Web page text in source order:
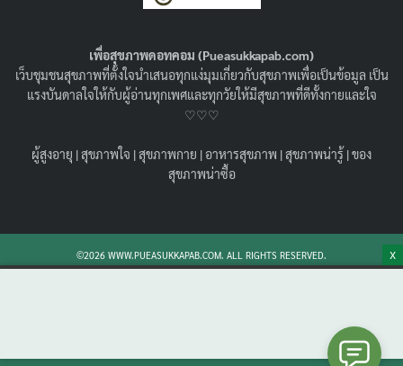
ฟิลเลอร์เพิ่มขนาด HA Filler คืออะไร ?
ขนาด HA สำหรับผู้ชาย พร้อมเปรียบเทียบข้อดี-ข้อจำกัด
เพื่อสุขภาพดอทคอม (Pueasukkapab.com)
เว็บชุมชนสุขภาพที่ตั้งใจนำเสนอทุกแง่มุมเกี่ยวกับสุขภาพเพื่อเป็นข้อมูล เป็น
แรงบันดาลใจให้กับผู้อ่านทุกเพศและทุกวัยให้มีสุขภาพที่ดีทั้งกายและใจ
♡♡♡
ผู้สูงอายุ |สุขภาพใจ |สุขภาพกาย |อาหารสุขภาพ |สุขภาพน่ารู้ |ของ
สุขภาพน่าซื้อ
©2026 WWW.PUEASUKKAPAB.COM. ALL RIGHTS RESERVED. X